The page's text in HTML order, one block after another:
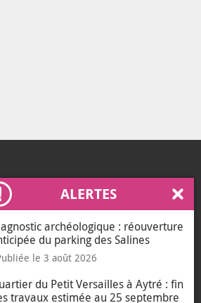
ALERTES
archéologique : réouverture
du parking des Salines
le 3 août 2026
du Petit Versailles à Aytré : fin
travaux estimée au 25 septembre
l'Agglo